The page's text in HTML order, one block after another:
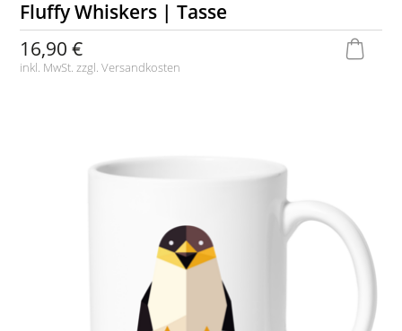
Fluffy Whiskers | Tasse
16,90 €
inkl. MwSt. zzgl.Versandkosten